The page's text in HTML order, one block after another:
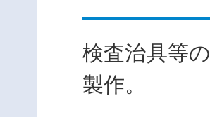
検査治具等
製作。